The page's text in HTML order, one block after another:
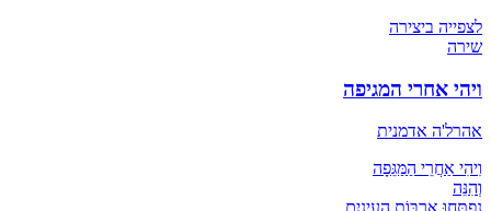
לצפייה ביצירה
שירה
ויהי אחרי המגיפה
אהרל'ה אדמנית
וִיהִי אַחֲרֵי הַמַּגֵּפָה
וְהִנֵּה